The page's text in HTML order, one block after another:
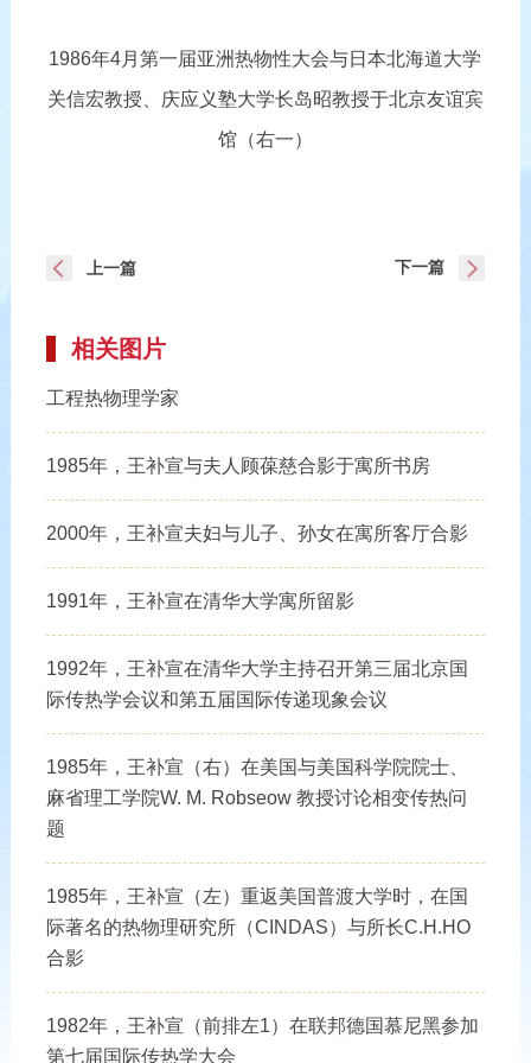
1986年4月第一届亚洲热物性大会与日本北海道大学
关信宏教授、庆应义塾大学长岛昭教授于北京友谊宾
馆（右一）
上一篇 下一篇
相关图片
工程热物理学家
1985年，王补宣与夫人顾葆慈合影于寓所书房
2000年，王补宣夫妇与儿子、孙女在寓所客厅合影
1991年，王补宣在清华大学寓所留影
1992年，王补宣在清华大学主持召开第三届北京国
际传热学会议和第五届国际传递现象会议
1985年，王补宣（右）在美国与美国科学院院士、
麻省理工学院W. M. Robseow 教授讨论相变传热问
题
1985年，王补宣（左）重返美国普渡大学时，在国
际著名的热物理研究所（CINDAS）与所长C.H.HO
合影
1982年，王补宣（前排左1）在联邦德国慕尼黑参加
第七届国际传热学大会